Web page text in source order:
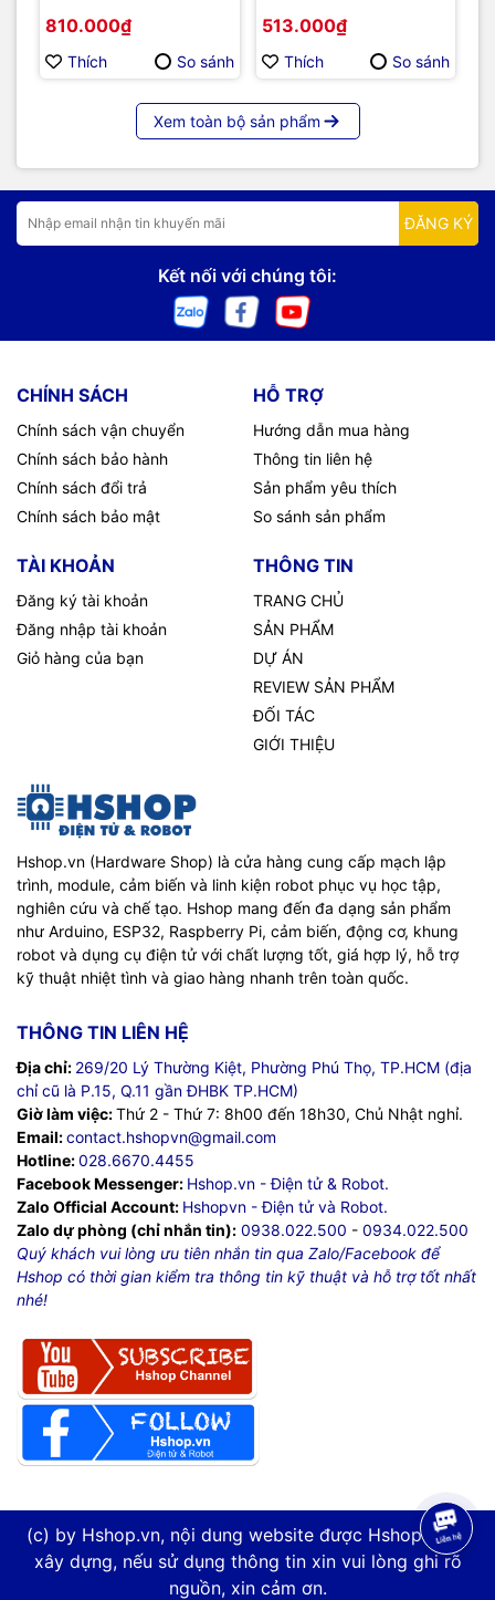
21700 Li battery, Pogo
Pins Connector
810.000₫
Thích So sánh
RS485 HAT
513.000₫
Thích So sánh
Xem toàn bộ sản phẩm
ĐĂNG KÝ
Kết nối với chúng tôi:
CHÍNH SÁCH
Chính sách vận chuyển
Chính sách bảo hành
Chính sách đổi trả
Chính sách bảo mật
HỖ TRỢ
Hướng dẫn mua hàng
Thông tin liên hệ
Sản phẩm yêu thích
So sánh sản phẩm
TÀI KHOẢN
Đăng ký tài khoản
Đăng nhập tài khoản
Giỏ hàng của bạn
THÔNG TIN
TRANG CHỦ
SẢN PHẨM
DỰ ÁN
REVIEW SẢN PHẨM
ĐỐI TÁC
GIỚI THIỆU
Hshop.vn (Hardware Shop) là cửa hàng cung cấp mạch lập
trình, module, cảm biến và linh kiện robot phục vụ học tập,
nghiên cứu và chế tạo. Hshop mang đến đa dạng sản phẩm
như Arduino, ESP32, Raspberry Pi, cảm biến, động cơ, khung
robot và dụng cụ điện tử với chất lượng tốt, giá hợp lý, hỗ trợ
kỹ thuật nhiệt tình và giao hàng nhanh trên toàn quốc.
THÔNG TIN LIÊN HỆ
Địa chỉ: 269/20 Lý Thường Kiệt, Phường Phú Thọ, TP.HCM (địa
chỉ cũ là P.15, Q.11 gần ĐHBK TP.HCM)
Giờ làm việc:Thứ 2 - Thứ 7: 8h00 đến 18h30, Chủ Nhật nghỉ.
Email:contact.hshopvn@gmail.com
Hotline:028.6670.4455
Facebook Messenger: Hshop.vn - Điện tử & Robot.
Zalo Official Account: Hshopvn - Điện tử và Robot.
Zalo dự phòng (chỉ nhắn tin): 0938.022.500 - 0934.022.500
Quý khách vui lòng ưu tiên nhắn tin qua Zalo/Facebook để
Hshop có thời gian kiểm tra thông tin kỹ thuật và hỗ trợ tốt nhất
nhé!
(c) by Hshop.vn, nội dung website được Hshop.vn tự
xây dựng, nếu sử dụng thông tin xin vui lòng ghi rõ
nguồn, xin cảm ơn.